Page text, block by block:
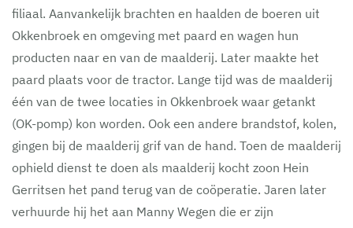
filiaal. Aanvankelijk brachten en haalden de boeren uit
Okkenbroek en omgeving met paard en wagen hun
producten naar en van de maalderij. Later maakte het
paard plaats voor de tractor. Lange tijd was de maalderij
één van de twee locaties in Okkenbroek waar getankt
(OK-pomp) kon worden. Ook een andere brandstof, kolen,
gingen bij de maalderij grif van de hand. Toen de maalderij
ophield dienst te doen als maalderij kocht zoon Hein
Gerritsen het pand terug van de coöperatie. Jaren later
verhuurde hij het aan Manny Wegen die er zijn